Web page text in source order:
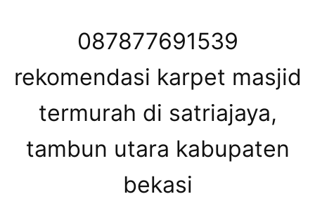
087877691539
rekomendasi karpet masjid
termurah di satriajaya,
tambun utara kabupaten
bekasi